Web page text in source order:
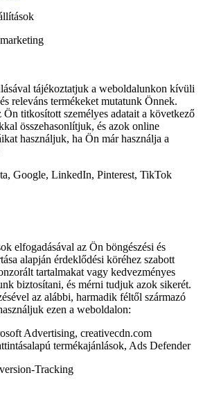
tájékoztatjuk a weboldalunkon kívüli
releváns termékeket mutatunk Önnek.
titkosított személyes adatait a következő
összehasonlítjuk, és azok online
használjuk, ha Ön már használja a
Google, LinkedIn, Pinterest, TikTok
elfogadásával az Ön böngészési és
alapján érdeklődési köréhez szabott
tartalmakat vagy kedvezményes
biztosítani, és mérni tudjuk azok sikerét.
az alábbi, harmadik féltől származó
ezen a weboldalon:
Advertising, creativecdn.com
termékajánlások, Ads Defender
Tracking